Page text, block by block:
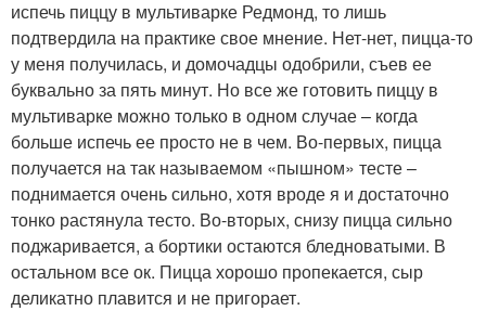
испечь пиццу в мультиварке Редмонд, то лишь
подтвердила на практике свое мнение. Нет-нет, пицца-то
у меня получилась, и домочадцы одобрили, съев ее
буквально за пять минут. Но все же готовить пиццу в
мультиварке можно только в одном случае – когда
больше испечь ее просто не в чем. Во-первых, пицца
получается на так называемом «пышном» тесте –
поднимается очень сильно, хотя вроде я и достаточно
тонко растянула тесто. Во-вторых, снизу пицца сильно
поджаривается, а бортики остаются бледноватыми. В
остальном все ок. Пицца хорошо пропекается, сыр
деликатно плавится и не пригорает.